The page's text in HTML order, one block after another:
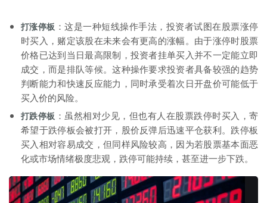
打涨停板 ：这是一种短线操作手法，投资者试图在股票涨停
时买入，赌定该股在未来会有更高的涨幅。由于涨停时股票
价格已达到当日最高限制，投资者挂单买入并不一定能立即
成交，而是排队等候。这种操作要求投资者具备较强的趋势
判断能力和快速反应能力，同时承受着次日开盘价可能低于
买入价的风险。
打跌停板 ：虽然相对少见，但也有人在股票跌停时买入，寄
希望于跌停板会被打开，股价反弹后迅速平仓获利。跌停板
买入相对容易成交，但同样风险较高，因为若股票基本面恶
化或市场情绪极度悲观，跌停可能持续，甚至进一步下跌。